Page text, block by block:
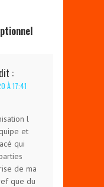
dit :
À 17:41
l
et
qui
de ma
que du